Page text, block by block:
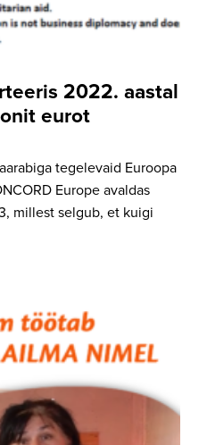
2022. aastal
eurot
tegelevaid Euroopa
Europe avaldas
millest selgub, et kuigi